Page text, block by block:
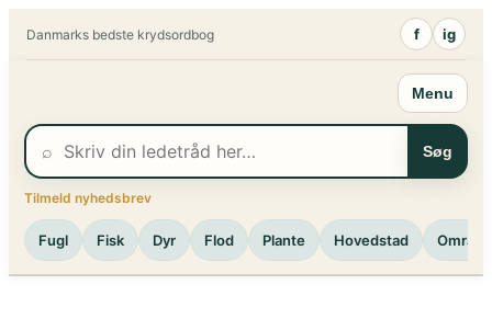
Danmarks bedste krydsordbog f ig
Menu
⌕ Søg
Tilmeld nyhedsbrev
Fugl Fisk Dyr Flod Plante Hovedstad Område